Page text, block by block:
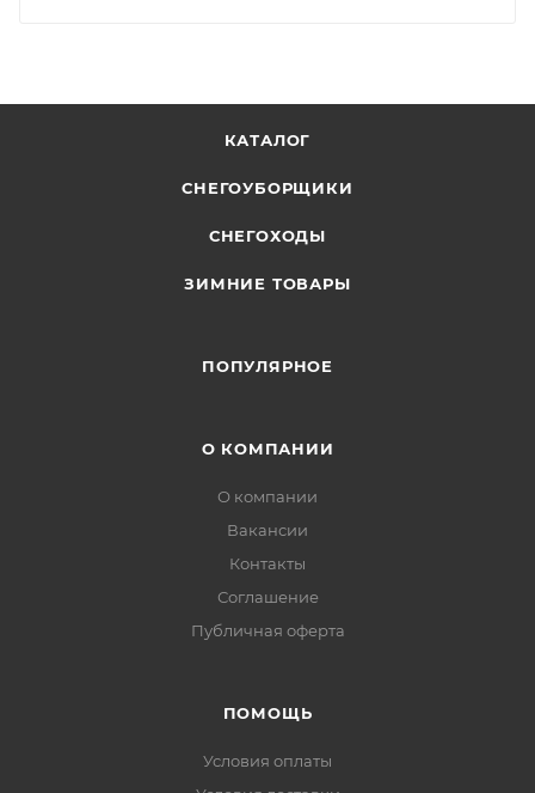
КАТАЛОГ
СНЕГОУБОРЩИКИ
СНЕГОХОДЫ
ЗИМНИЕ ТОВАРЫ
ПОПУЛЯРНОЕ
О КОМПАНИИ
О компании
Вакансии
Контакты
Соглашение
Публичная оферта
ПОМОЩЬ
Условия оплаты